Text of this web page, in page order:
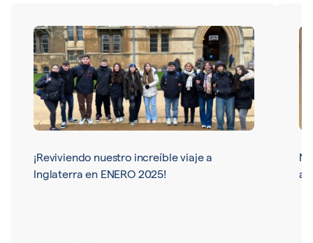
¡Reviviendo nuestro increíble viaje a
Inglaterra en ENERO 2025!